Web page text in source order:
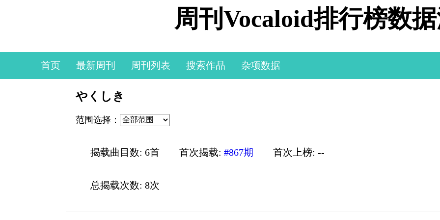
周刊Vocaloid排行榜数
首页 最新周刊 周刊列表 搜索作品 杂项数据
やくしき
范围选择：
揭载曲目数: 6首 首次揭载:#867期 首次上榜: --
总揭载次数: 8次